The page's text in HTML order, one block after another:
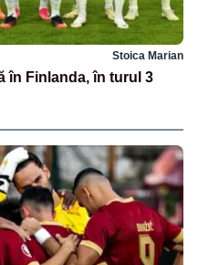
Stoica Marian
în Finlanda, în turul 3